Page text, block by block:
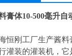
膏体10-500毫升自
海恒刚工厂生产酱
灌装的灌装机，